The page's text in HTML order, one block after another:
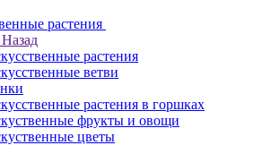
растения
Назад
растения
ветви
растения в горшках
фрукты и овощи
цветы